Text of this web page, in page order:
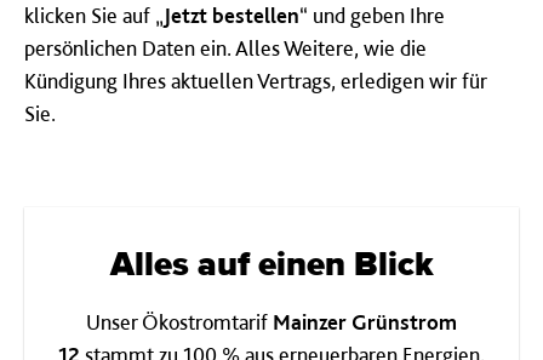
klicken Sie auf „Jetzt bestellen“ und geben Ihre
persönlichen Daten ein. Alles Weitere, wie die
Kündigung Ihres aktuellen Vertrags, erledigen wir für
Sie.
Alles auf einen Blick
Unser Ökostromtarif Mainzer Grünstrom
12 stammt zu 100 % aus erneuerbaren Energien,